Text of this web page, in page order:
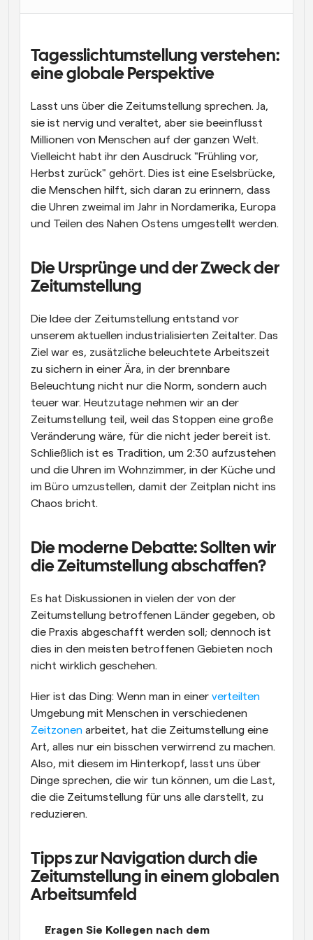
Supercharged Planung mit KI-gestützten Anrufen
Blog
Bleiben Sie auf dem Laufenden über die neuesten
Sofortige Besprechungen
Treffen Sie sich in wenigen Minuten mit Kunden
Dynamische Gruppenlinks
Nahtlos Meetings mit mehreren Personen buchen
Webhooks
Erhalten Sie eine Benachrichtigung, wenn etwas
Tagesslichtumstellung verstehen:
eine globale Perspektive
Lasst uns über die Zeitumstellung sprechen. Ja,
sie ist nervig und veraltet, aber sie beeinflusst
Millionen von Menschen auf der ganzen Welt.
Vielleicht habt ihr den Ausdruck "Frühling vor,
Herbst zurück" gehört. Dies ist eine Eselsbrücke,
die Menschen hilft, sich daran zu erinnern, dass
die Uhren zweimal im Jahr in Nordamerika, Europa
und Teilen des Nahen Ostens umgestellt werden.
Die Ursprünge und der Zweck der
Zeitumstellung
Die Idee der Zeitumstellung entstand vor
unserem aktuellen industrialisierten Zeitalter. Das
Ziel war es, zusätzliche beleuchtete Arbeitszeit
zu sichern in einer Ära, in der brennbare
Beleuchtung nicht nur die Norm, sondern auch
teuer war. Heutzutage nehmen wir an der
Zeitumstellung teil, weil das Stoppen eine große
Veränderung wäre, für die nicht jeder bereit ist.
Schließlich ist es Tradition, um 2:30 aufzustehen
und die Uhren im Wohnzimmer, in der Küche und
im Büro umzustellen, damit der Zeitplan nicht ins
Chaos bricht.
Die moderne Debatte: Sollten wir
die Zeitumstellung abschaffen?
Es hat Diskussionen in vielen der von der
Zeitumstellung betroffenen Länder gegeben, ob
die Praxis abgeschafft werden soll; dennoch ist
dies in den meisten betroffenen Gebieten noch
nicht wirklich geschehen.
Hier ist das Ding: Wenn man in einer verteilten
Zeitzonen arbeitet, hat die Zeitumstellung eine
Art, alles nur ein bisschen verwirrend zu machen.
Also, mit diesem im Hinterkopf, lasst uns über
Dinge sprechen, die wir tun können, um die Last,
die die Zeitumstellung für uns alle darstellt, zu
reduzieren.
Tipps zur Navigation durch die
Zeitumstellung in einem globalen
Arbeitsumfeld
Fragen Sie Kollegen nach dem